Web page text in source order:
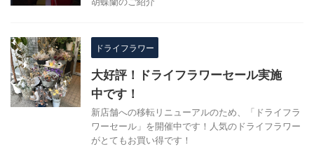
ドライフラワー
大好評！ドライフラワーセール実施
中です！
新店舗への移転リニューアルのため、「ドライフラ
ワーセール」を開催中です！人気のドライフラワー
がとてもお買い得です！